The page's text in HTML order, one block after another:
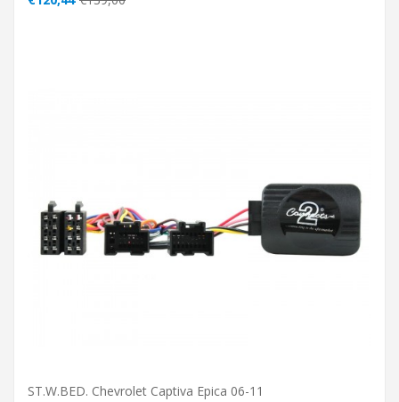
ST.W.BED. Chevrolet Captiva Epica 06-11